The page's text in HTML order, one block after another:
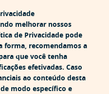
melhorar nossos
de Privacidade pode
forma, recomendamos a
que você tenha
efetivadas. Caso
ao conteúdo desta
modo específico e